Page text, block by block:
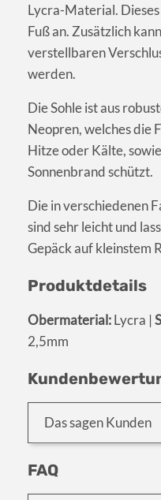
Lycra-Material. Dieses
Fuß an. Zusätzlich
verstellbaren
werden.
Die Sohle ist aus
Neopren, welches die
Hitze oder Kälte,
Sonnenbrand schützt.
Die in verschiedenen
sind sehr leicht und
Gepäck auf kleinstem
Produktdetails
Obermaterial:Lycra |
2,5mm
Das sagen Kunden
FAQ